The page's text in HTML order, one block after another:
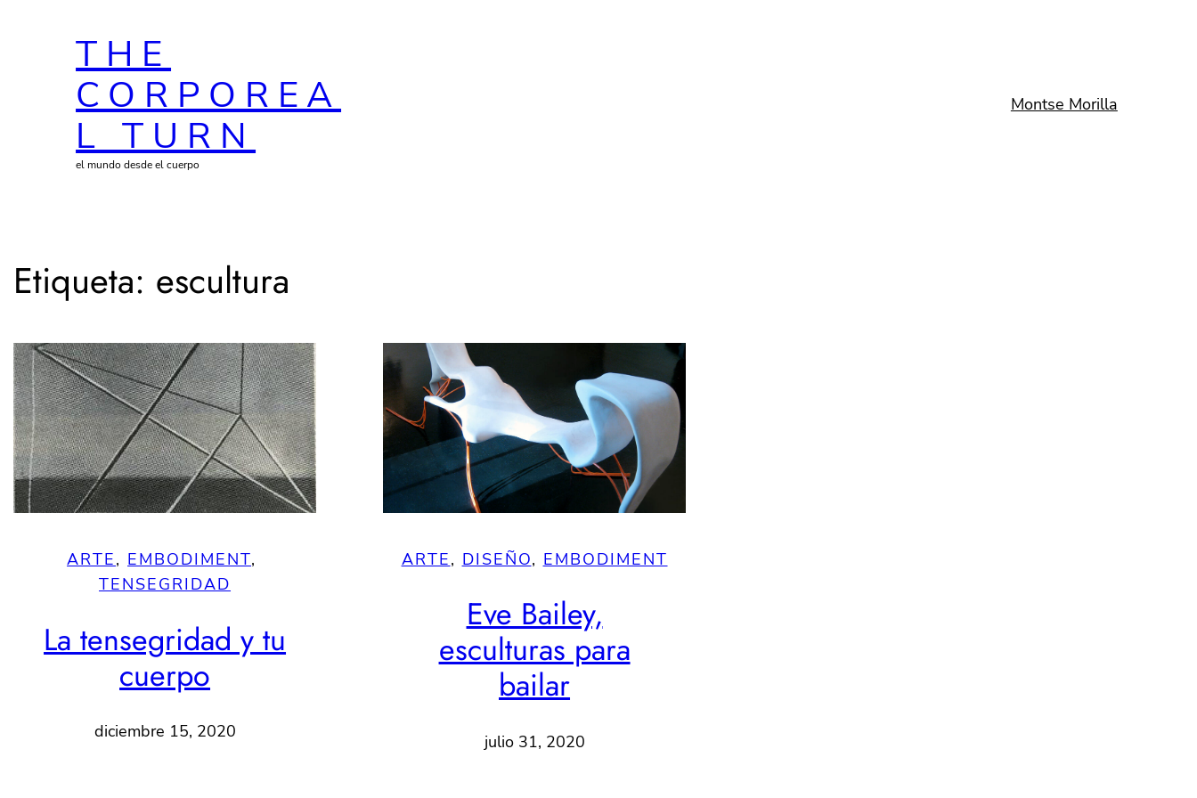
contenidoTHE
CORPOREA
L TURN
el mundo desde el cuerpo
Montse Morilla
Etiqueta: escultura
ARTE, EMBODIMENT
TENSEGRIDAD
La tensegridad y tu
cuerpo
diciembre 15, 2020
ARTE, DISEÑO, EMBODIMENT
Eve Bailey,
esculturas para
bailar
julio 31, 2020